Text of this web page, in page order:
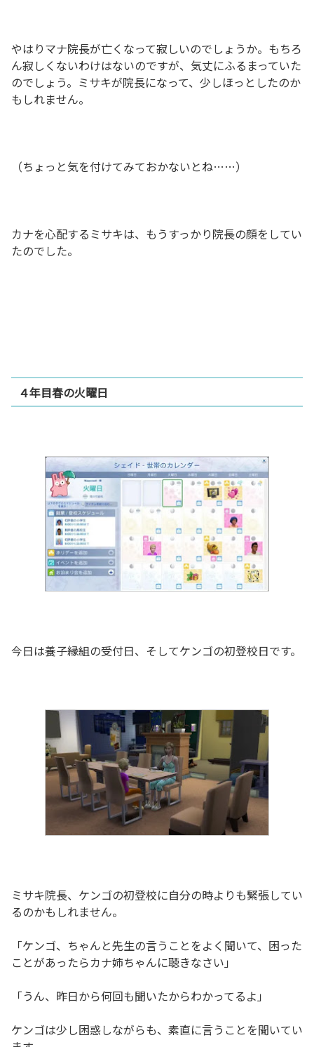
やはりマナ院長が亡くなって寂しいのでしょうか。もちろ
ん寂しくないわけはないのですが、気丈にふるまっていた
のでしょう。ミサキが院長になって、少しほっとしたのか
もしれません。
（ちょっと気を付けてみておかないとね……）
カナを心配するミサキは、もうすっかり院長の顔をしてい
たのでした。
４年目春の火曜日
今日は養子縁組の受付日、そしてケンゴの初登校日です。
ミサキ院長、ケンゴの初登校に自分の時よりも緊張してい
るのかもしれません。
「ケンゴ、ちゃんと先生の言うことをよく聞いて、困った
ことがあったらカナ姉ちゃんに聴きなさい」
「うん、昨日から何回も聞いたからわかってるよ」
ケンゴは少し困惑しながらも、素直に言うことを聞いてい